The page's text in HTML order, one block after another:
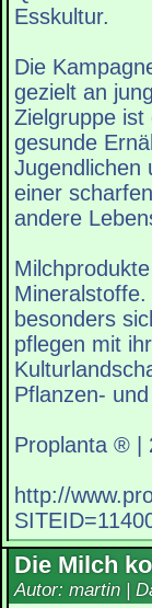
Esskultur.
Die
gezielt an
Zielgruppe
gesunde
Jugendlichen
einer
andere
besonders
pflegen mit
Pflanzen-
Proplanta ® |
http://
Die Milch
Autor: martin |